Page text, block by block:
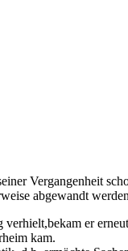
Vergangenheit
abgewandt
er
kam.